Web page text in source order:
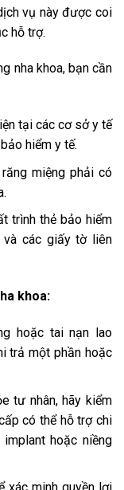
vụ này được coi
hỗ trợ.
nha khoa, bạn cần
tại các cơ sở y tế
hiểm y tế.
miệng phải có
trình thẻ bảo hiểm
và các giấy tờ liên
khoa:
hoặc tai nạn lao
trả một phần hoặc
tư nhân, hãy kiểm
có thể hỗ trợ chi
hoặc niềng